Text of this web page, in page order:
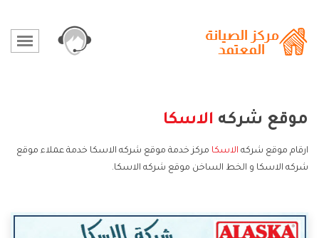
موقع شركه الاسكا
ارقام موقع شركه الاسكا مركز خدمة موقع شركه الاسكا خدمة عملاء موقع
شركه الاسكا و الخط الساخن موقع شركه الاسكا.